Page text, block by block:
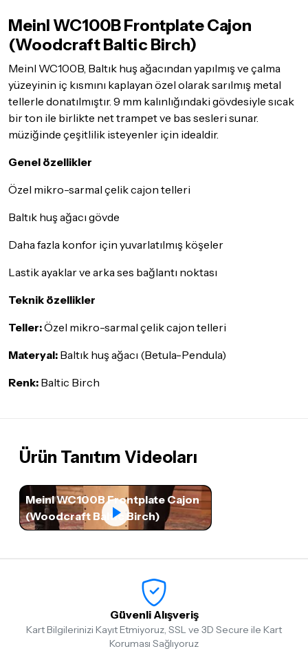
eksiksiz olması gerekmektedir. Satın almış olduğunuz ürünü
göndermeden önce mutlaka
Destekekibimiz ile iletişime
geçerek bilgi veriniz.
İade ve değişim koşulları, ürün kategorilerine göre farklılık
gösterebilir. Lütfen satın almadan önce ilgili ürünün
iade/değişim şartlarını kontrol ettiğinizden emin olun.
Detaylar için
tıklayınız
Meinl WC100B Frontplate Cajon
(Woodcraft Baltic Birch)
Meinl WC100B, Baltık huş ağacından yapılmış ve çalma
yüzeyinin iç kısmını kaplayan özel olarak sarılmış metal
tellerle donatılmıştır. 9 mm kalınlığındaki gövdesiyle sıcak
bir ton ile birlikte net trampet ve bas sesleri sunar.
müziğinde çeşitlilik isteyenler için idealdir.
Genel özellikler
Özel mikro-sarmal çelik cajon telleri
Baltık huş ağacı gövde
Daha fazla konfor için yuvarlatılmış köşeler
Lastik ayaklar ve arka ses bağlantı noktası
Teknik özellikler
Teller:Özel mikro-sarmal çelik cajon telleri
Materyal: Baltık huş ağacı (Betula-Pendula)
Renk: Baltic Birch
Ürün Tanıtım Videoları
Meinl WC100B Frontplate Cajon
(Woodcraft Baltic Birch)
Güvenli Alışveriş
Kart Bilgilerinizi Kayıt Etmiyoruz, SSL ve 3D Secure ile Kart
Koruması Sağlıyoruz